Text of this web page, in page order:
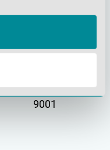
Zertifizierung ISO
9001